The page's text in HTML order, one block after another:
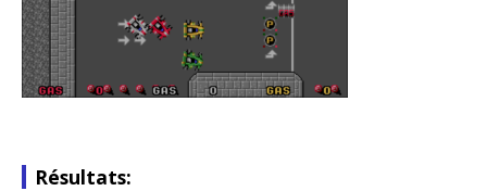
Résultats: